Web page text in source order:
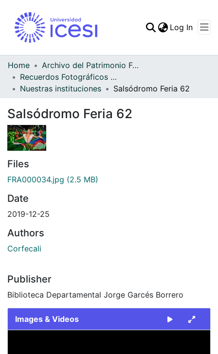
Log In
Home
Archivo del Patrimonio Fotográfico y Fílmico del Valle del Cauca
Recuerdos Fotográficos Vallecaucanos
Nuestras instituciones
Salsódromo Feria 62
Salsódromo Feria 62
Files
FRA000034.jpg (2.5 MB)
Date
2019-12-25
Authors
Corfecali
Publisher
Biblioteca Departamental Jorge Garcés Borrero
Images & Videos